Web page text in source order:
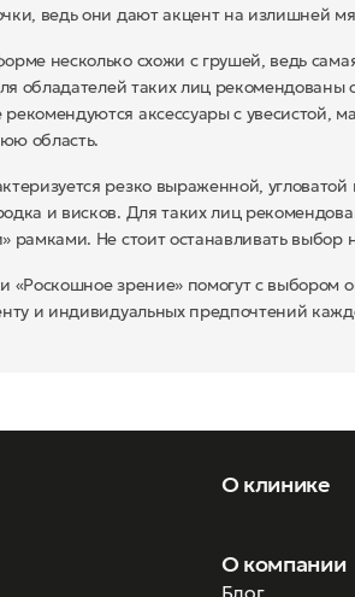
ведь они дают акцент на излишней
несколько схожи с грушей, ведь
обладателей таких лиц рекомендованы
аксессуары с увесистой,
область.
резко выраженной,
и висков. Для таких лиц
рамками. Не стоит останавливать выбор
«Роскошное зрение» помогут с выбором
и индивидуальных предпочтений
О клинике
О компании